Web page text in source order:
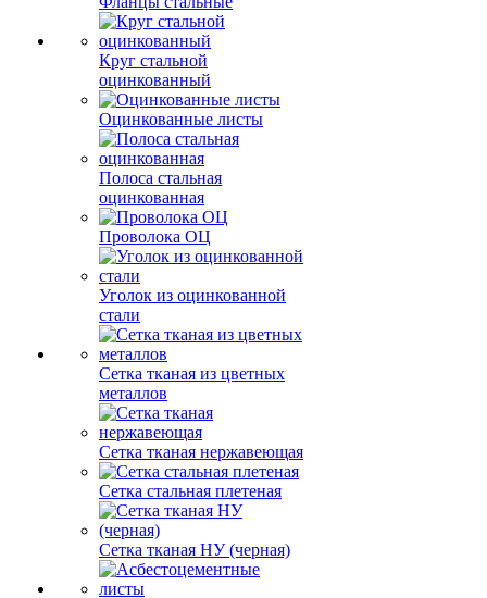
Круг стальной
оцинкованный
Оцинкованные листы
Полоса стальная
оцинкованная
Проволока ОЦ
Уголок из оцинкованной
стали
Сетка тканая из цветных
металлов
Сетка тканая нержавеющая
Сетка стальная плетеная
Сетка тканая НУ (черная)